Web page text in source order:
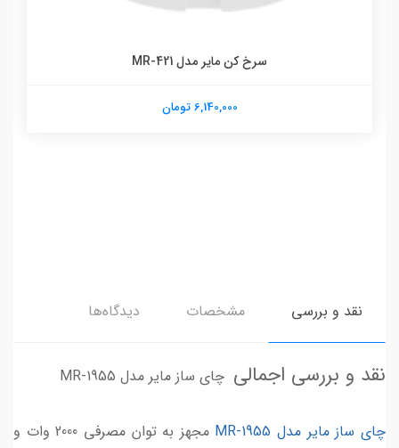
سرخ کن مایر مدل MR-421
6,140,000 تومان
نقد و بررسی مشخصات دیدگاه‌ها
نقد و بررسی اجمالی چای ساز مایر مدل MR-1955
چای ساز مایر مدل MR-1955
مجهز به توان مصرفی 2000 وات و